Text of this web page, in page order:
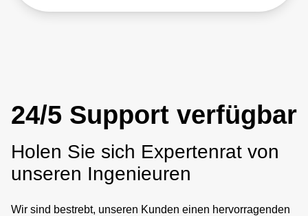
24/5 Support verfügbar
Holen Sie sich Expertenrat von
unseren Ingenieuren
Wir sind bestrebt, unseren Kunden einen hervorragenden